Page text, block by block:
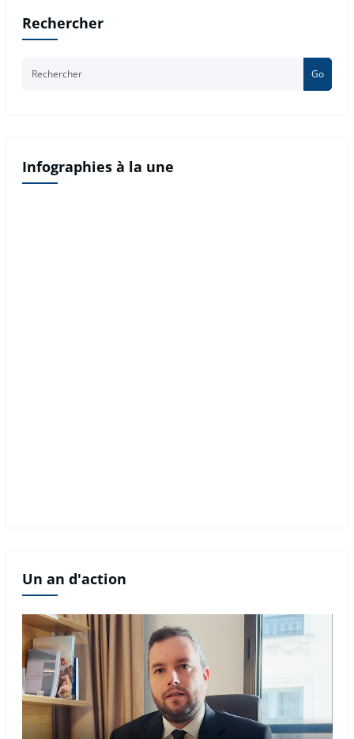
Rechercher
Go
Infographies à la une
Un an d'action